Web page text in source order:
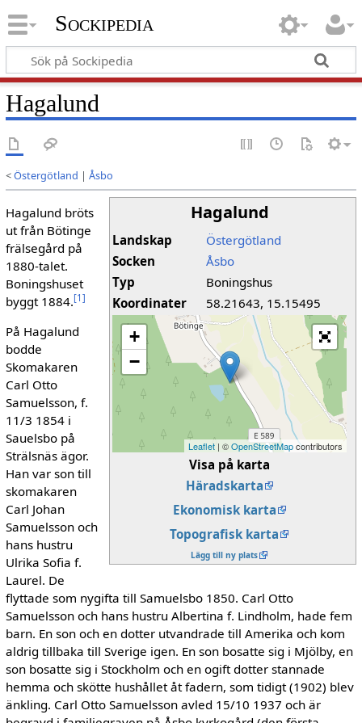
Sockipedia
Hagalund
<Östergötland | Åsbo
Hagalund
Landskap
Östergötland
Socken
Åsbo
Typ
Boningshus
Koordinater
58.21643, 15.15495
+
−
Leaflet | ©OpenStreetMapcontributors
Visa på karta
Häradskarta
Ekonomisk karta
Topografisk karta
Lägg till ny plats
Hagalund bröts
ut från Bötinge
frälsegård på
1880-talet.
Boningshuset
byggt 1884.[1 ]
På Hagalund
bodde
Skomakaren
Carl Otto
Samuelsson, f.
11/3 1854 i
Sauelsbo på
Strälsnäs ägor.
Han var son till
skomakaren
Carl Johan
Samuelsson och
hans hustru
Ulrika Sofia f.
Laurel. De
flyttade som nygifta till Samuelsbo 1850. Carl Otto
Samuelsson och hans hustru Albertina f. Lindholm, hade fem
barn. En son och en dotter utvandrade till Amerika och kom
aldrig tillbaka till Sverige igen. En son bosatte sig i Mjölby, en
son bosatte sig i Stockholm och en ogift dotter stannade
hemma och skötte hushållet åt fadern, som tidigt (1902) blev
änkling. Carl Otto Samuelsson avled 15/10 1937 och är